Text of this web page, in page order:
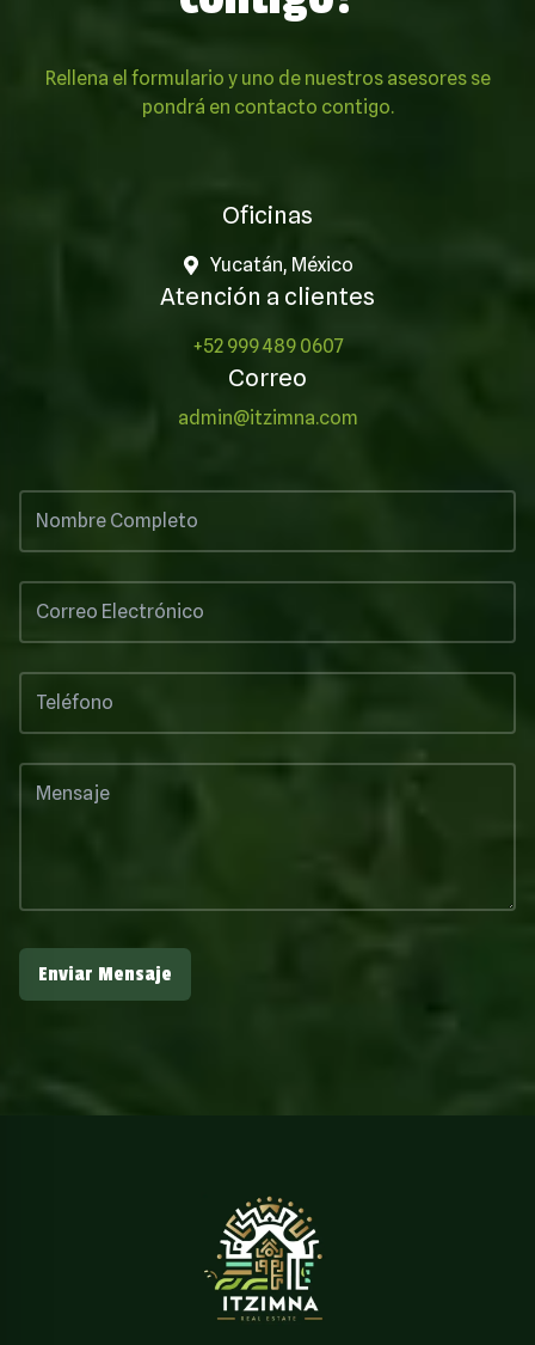
Rellena el formulario y uno de nuestros asesores se
pondrá en contacto contigo.
Oficinas
Yucatán, México
Atención a clientes
+52 999 489 0607
Correo
admin@itzimna.com
Enviar Mensaje